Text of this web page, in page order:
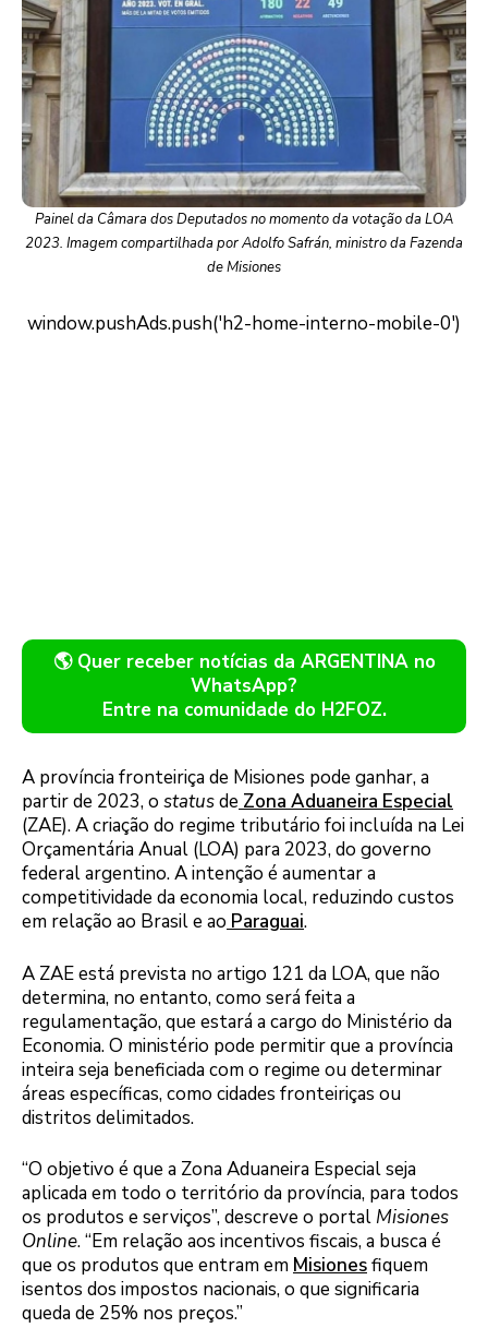
Painel da Câmara dos Deputados no momento da votação da LOA
2023. Imagem compartilhada por Adolfo Safrán, ministro da Fazenda
de Misiones
🌎 Quer receber notícias da ARGENTINA no
WhatsApp?
Entre na comunidade do H2FOZ.
A província fronteiriça de Misiones pode ganhar, a
partir de 2023, o statusde Zona Aduaneira Especial
(ZAE). A criação do regime tributário foi incluída na Lei
Orçamentária Anual (LOA) para 2023, do governo
federal argentino. A intenção é aumentar a
competitividade da economia local, reduzindo custos
em relação ao Brasil e ao Paraguai.
A ZAE está prevista no artigo 121 da LOA, que não
determina, no entanto, como será feita a
regulamentação, que estará a cargo do Ministério da
Economia. O ministério pode permitir que a província
inteira seja beneficiada com o regime ou determinar
áreas específicas, como cidades fronteiriças ou
distritos delimitados.
“O objetivo é que a Zona Aduaneira Especial seja
aplicada em todo o território da província, para todos
os produtos e serviços”, descreve o portal Misiones
Online. “Em relação aos incentivos fiscais, a busca é
que os produtos que entram em Misionesfiquem
isentos dos impostos nacionais, o que significaria
queda de 25% nos preços.”